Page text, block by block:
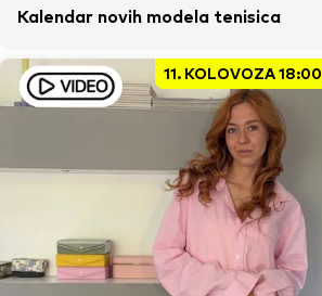
Kalendar novih modela tenisica
11. KOLOVOZA 18:00